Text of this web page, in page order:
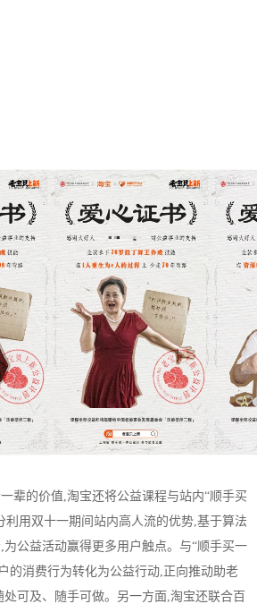
辈的价值,淘宝还将公益课程与站内“顺手买
利用双十一期间站内高人流的优势,基于算法
公益活动赢得更多用户触点。与“顺手买一
的消费行为转化为公益行动,正向推动助老
可及、随手可做。另一方面,淘宝还联合百